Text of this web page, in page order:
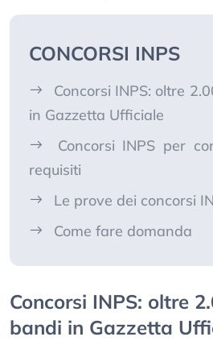
CONCORSI INPS
Concorsi INPS: oltre
in Gazzetta Ufficiale
Concorsi INPS per
requisiti
Le prove dei concorsi
Come fare domanda
Concorsi INPS: oltre
bandi in Gazzetta